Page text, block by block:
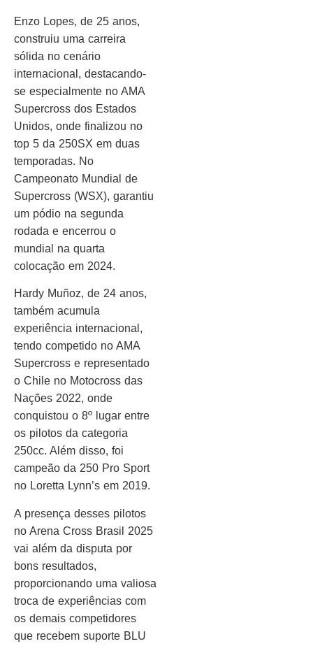
Enzo Lopes, de 25 anos,
construiu uma carreira
sólida no cenário
internacional, destacando-
se especialmente no AMA
Supercross dos Estados
Unidos, onde finalizou no
top 5 da 250SX em duas
temporadas. No
Campeonato Mundial de
Supercross (WSX), garantiu
um pódio na segunda
rodada e encerrou o
mundial na quarta
colocação em 2024.
Hardy Muñoz, de 24 anos,
também acumula
experiência internacional,
tendo competido no AMA
Supercross e representado
o Chile no Motocross das
Nações 2022, onde
conquistou o 8º lugar entre
os pilotos da categoria
250cc. Além disso, foi
campeão da 250 Pro Sport
no Loretta Lynn’s em 2019.
A presença desses pilotos
no Arena Cross Brasil 2025
vai além da disputa por
bons resultados,
proporcionando uma valiosa
troca de experiências com
os demais competidores
que recebem suporte BLU